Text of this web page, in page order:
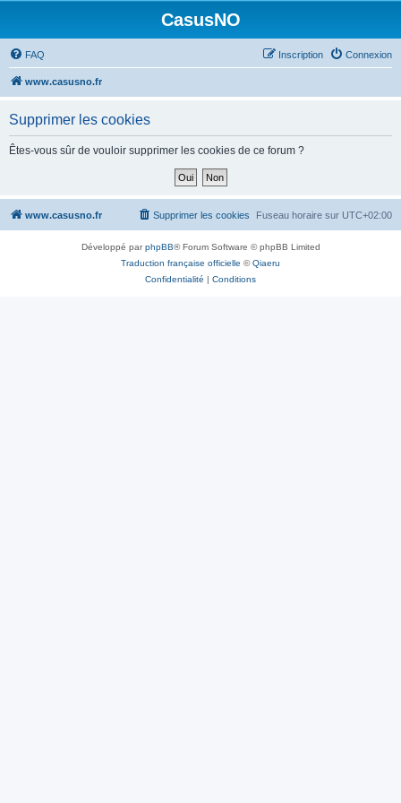
CasusNO
FAQ Connexion
Inscription
www.casusno.fr
Supprimer les cookies
Êtes-vous sûr de vouloir supprimer les cookies de ce forum ?
www.casusno.fr Fuseau horaire sur UTC+02:00
Supprimer les cookies
Développé parphpBB® Forum Software © phpBB Limited
Traduction française officielle ©Qiaeru
Confidentialité | Conditions